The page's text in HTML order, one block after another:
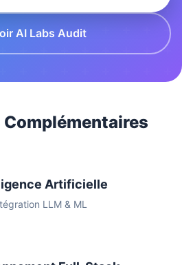
AI Labs Audit
Artificielle
LLM & ML